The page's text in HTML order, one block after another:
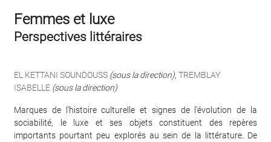
Femmes et luxe
Perspectives littéraires
EL KETTANI SOUNDOUSS (sous la direction), TREMBLAY
ISABELLE (sous la direction)
Marques de l’histoire culturelle et signes de l’évolution de la
sociabilité, le luxe et ses objets constituent des repères
importants pourtant peu explorés au sein de la littérature. De